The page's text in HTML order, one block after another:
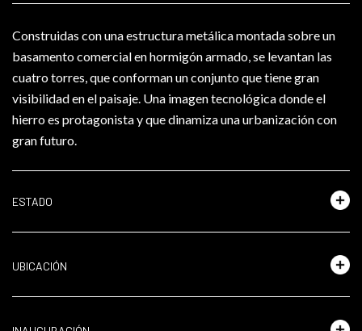
Construidas con una estructura metálica montada sobre un
basamento comercial en hormigón armado, se levantan las
cuatro torres, que conforman un conjunto que tiene gran
visibilidad en el paisaje. Una imagen tecnológica donde el
hierro es protagonista y que dinamiza una urbanización con
gran futuro.
ESTADO
UBICACIÓN